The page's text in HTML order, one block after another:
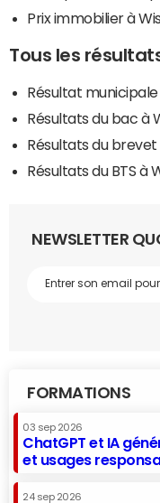
Prix immobilier à
Tous les
Résultat
Résultats du bac à
Résultats du
Résultats du BTS à
NEWSLETTER
FORMATIONS
03 sep 2026
ChatGPT et IA
et usages
24 sep 2026